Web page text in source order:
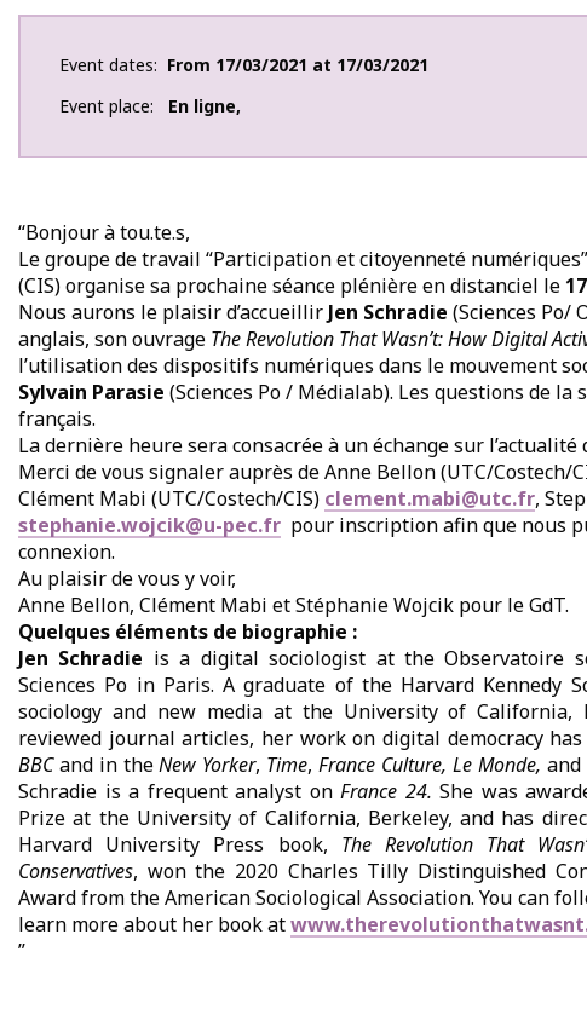
Event dates From 17/03/2021 at 17/03/2021
Event place
En ligne,
“Bonjour à tou.te.s,
Le groupe de travail “Participation et citoyenneté
(CIS) organise sa prochaine séance plénière en distanciel le
Nous aurons le plaisir d’accueillir Jen Schradie (Sciences Po/
anglais, son ouvrage The Revolution That Wasn’t: How Digital
l’utilisation des dispositifs numériques dans le mouvement
Sylvain Parasie (Sciences Po / Médialab). Les questions de
français.
La dernière heure sera consacrée à un échange sur
Merci de vous signaler auprès de Anne Bellon (UTC/Costech/
Clément Mabi (UTC/Costech/CIS) clement.mabi@utc.fr,
stephanie.wojcik@u-pec.fr pour inscription afin que nous
connexion.
Au plaisir de vous y voir,
Anne Bellon, Clément Mabi et Stéphanie Wojcik pour le GdT.
Quelques éléments de biographie :
Jen Schradie is a digital sociologist at the Observatoire
Sciences Po in Paris.A graduate of the Harvard Kennedy
sociology and new media at the University of California,
reviewed journal articles, her workon digital democracyhas
BBCand in theNew Yorker, Time,France Culture, Le Monde, and
Schradie is a frequent analyst on France 24. She was
Prize at the University of California, Berkeley, and has
Harvard University Press book, The Revolution That
Conservatives, won the 2020 Charles Tilly Distinguished
Award from the American Sociological Association. You can
learn more about her book at
”